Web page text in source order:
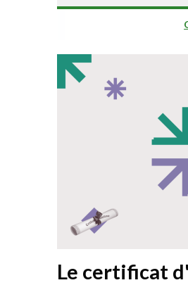
Le certificat